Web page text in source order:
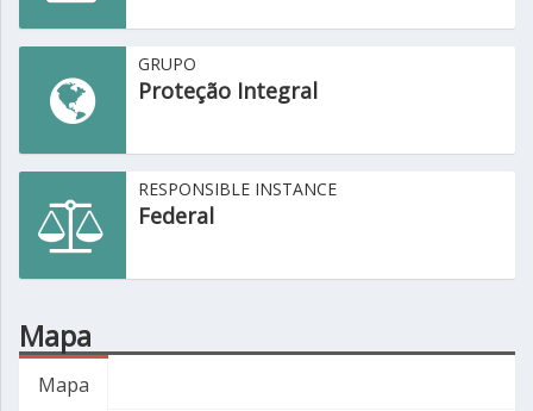
GRUPO
Proteção Integral
RESPONSIBLE INSTANCE
Federal
Mapa
Mapa